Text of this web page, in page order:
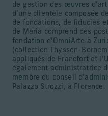
de gestion des œuvres
d’une clientèle composée
de fondations, de fiducies
de Maria comprend des
fondation d’OmniArte à
(collection Thyssen-
appliqués de Francfort et
également administratrice
membre du conseil
Palazzo Strozzi, à Florence.